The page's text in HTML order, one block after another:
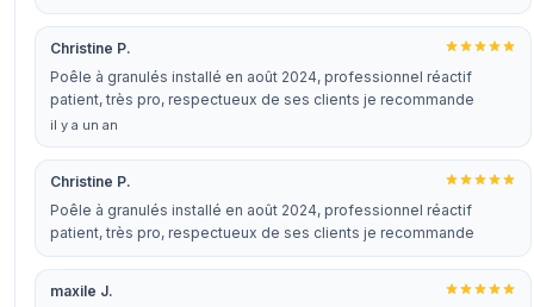
Christine P.
Poêle à granulés installé en août 2024, professionnel réactif
patient, très pro, respectueux de ses clients je recommande
il y a un an
Christine P.
Poêle à granulés installé en août 2024, professionnel réactif
patient, très pro, respectueux de ses clients je recommande
maxile J.